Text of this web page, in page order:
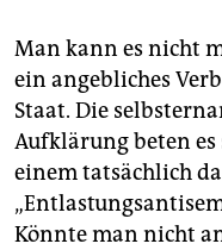
Man kann es nicht
ein angebliches
Staat. Die
Aufklärung beten
einem tatsächlich
Könnte man nicht